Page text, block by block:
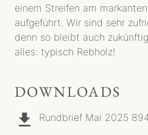
einem Streifen am
aufgeführt. Wir sind sehr
denn so bleibt auch
alles: typisch Rebholz!
DOWNLOADS
Rundbrief Mai 2025